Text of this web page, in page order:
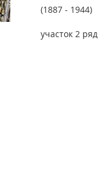
(1887 - 1944)
участок 2